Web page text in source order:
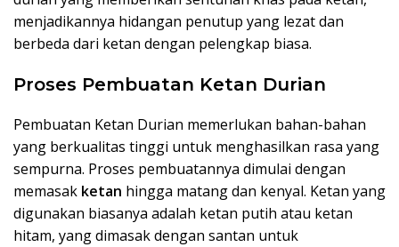
menjadikannya hidangan penutup yang lezat dan
berbeda dari ketan dengan pelengkap biasa.
Proses Pembuatan Ketan Durian
Pembuatan Ketan Durian memerlukan bahan-bahan
yang berkualitas tinggi untuk menghasilkan rasa yang
sempurna. Proses pembuatannya dimulai dengan
memasak ketan hingga matang dan kenyal. Ketan yang
digunakan biasanya adalah ketan putih atau ketan
hitam, yang dimasak dengan santan untuk